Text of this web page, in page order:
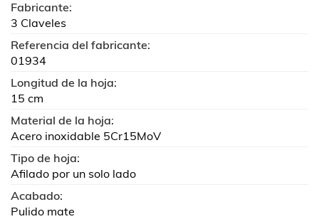
Fabricante:
3 Claveles
Referencia del fabricante:
01934
Longitud de la hoja:
15 cm
Material de la hoja:
Acero inoxidable 5Cr15MoV
Tipo de hoja:
Afilado por un solo lado
Acabado:
Pulido mate